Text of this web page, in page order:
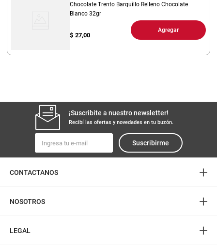
Chocolate Trento Barquillo Relleno Chocolate
Blanco 32gr
$ 27,00
Agregar
¡Suscribite a nuestro newsletter!
Recibí las ofertas y novedades en tu buzón.
Suscribirme
CONTACTANOS +
NOSOTROS +
LEGAL +